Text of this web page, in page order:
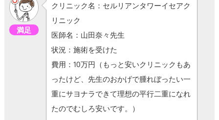
満足
クリニック名：セルリアンタワーイセアク
リニック
医師名：山田奈々先生
状況：施術を受けた
費用：10万円（もっと安いクリニックもあ
ったけど、先生のおかげで腫れぼったい一
重にサヨナラできて理想の平行二重になれ
たのでむしろ安いです。）